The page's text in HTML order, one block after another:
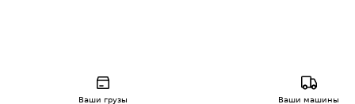
Ваши грузы Ваши машины